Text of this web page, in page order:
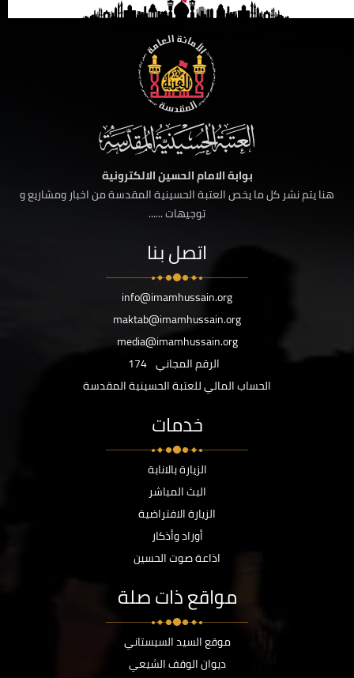
بوابة الامام الحسين الالكترونية
هنا يتم نشر كل ما يخص العتبة الحسينية المقدسة من اخبار ومشاريع و
توجيهات ......
اتصل بنا
info@imamhussain.org
maktab@imamhussain.org
media@imamhussain.org
الرقم المجاني 174
الحساب المالي للعتبة الحسينية المقدسة
خدمات
الزيارة بالانابة
البث المباشر
الزيارة الافتراضية
أوراد وأذكار
اذاعة صوت الحسين
مواقع ذات صلة
موقع السيد السيستاني
ديوان الوقف الشيعي